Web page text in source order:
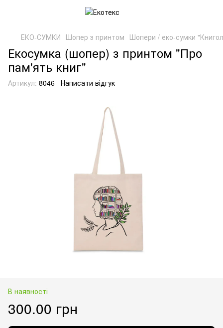
ЕКО-СУМКИ Шопер з принтом Шопери / еко-сумки
Екосумка (шопер) з принтом "Про
пам'ять книг"
Артикул: 8046 Написати відгук
В наявності
300.00 грн